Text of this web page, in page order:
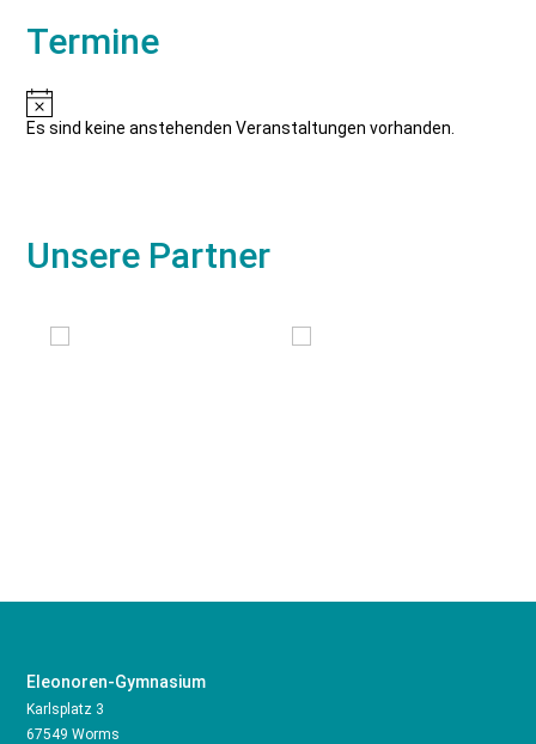
Termine
Hinweis
Es sind keine anstehenden Veranstaltungen vorhanden.
Unsere Partner
Eleonoren-Gymnasium
Karlsplatz 3
67549 Worms